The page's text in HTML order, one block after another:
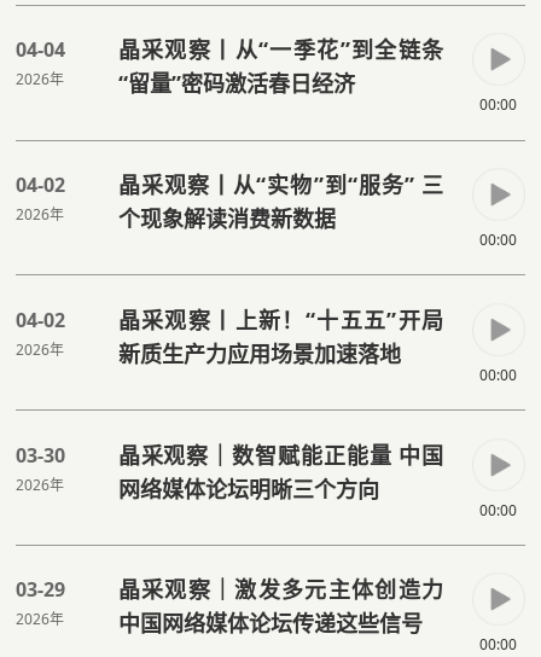
04-04
2026年
晶采观察丨从“一季花”到全链条
“留量”密码激活春日经济
00:00
04-02
2026年
晶采观察丨从“实物”到“服务” 三
个现象解读消费新数据
00:00
04-02
2026年
晶采观察丨上新！“十五五”开局
新质生产力应用场景加速落地
00:00
03-30
2026年
晶采观察｜数智赋能正能量 中国
网络媒体论坛明晰三个方向
00:00
03-29
2026年
晶采观察｜激发多元主体创造力
中国网络媒体论坛传递这些信号
00:00